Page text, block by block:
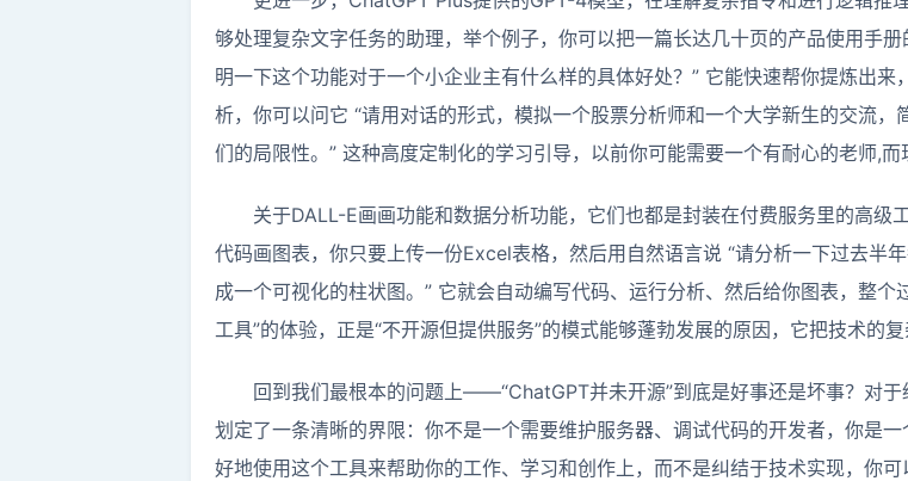
够处理复杂文字任务的助理，举个例子，你可以把一篇长达几十页的产品使用手
明一下这个功能对于一个小企业主有什么样的具体好处？” 它能快速帮你提炼出
析，你可以问它 “请用对话的形式，模拟一个股票分析师和一个大学新生的交流
们的局限性。” 这种高度定制化的学习引导，以前你可能需要一个有耐心的老师,而
关于DALL-E画画功能和数据分析功能，它们也都是封装在付费服务里的高
代码画图表，你只要上传一份Excel表格，然后用自然语言说 “请分析一下过去半
成一个可视化的柱状图。” 它就会自动编写代码、运行分析、然后给你图表，整个
工具”的体验，正是“不开源但提供服务”的模式能够蓬勃发展的原因，它把技术的
回到我们最根本的问题上——“ChatGPT并未开源”到底是好事还是坏事？对
划定了一条清晰的界限：你不是一个需要维护服务器、调试代码的开发者，你是
好地使用这个工具来帮助你的工作、学习和创作上，而不是纠结于技术实现，你